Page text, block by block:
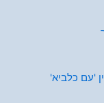
'עם כלביא'